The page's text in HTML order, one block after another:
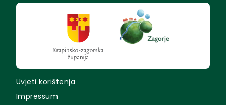
Uvjeti korištenja
Impressum